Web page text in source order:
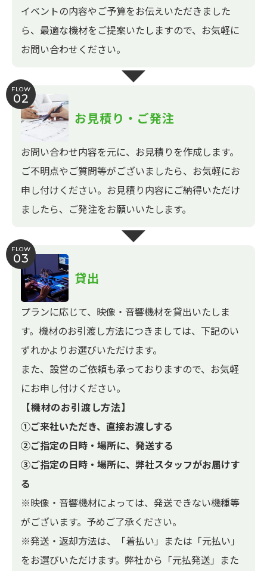
イベントの内容やご予算をお伝えいただきました
ら、最適な機材をご提案いたしますので、お気軽に
お問い合わせください。
FLOW
02
お見積り・ご発注
お問い合わせ内容を元に、お見積りを作成します。
ご不明点やご質問等がございましたら、お気軽にお
申し付けください。お見積り内容にご納得いただけ
ましたら、ご発注をお願いいたします。
FLOW
03
貸出
プランに応じて、映像・音響機材を貸出いたしま
す。機材のお引渡し方法につきましては、下記のい
ずれかよりお選びいただけます。
また、設営のご依頼も承っておりますので、お気軽
にお申し付けください。
【機材のお引渡し方法】
①ご来社いただき、直接お渡しする
②ご指定の日時・場所に、発送する
③ご指定の日時・場所に、弊社スタッフがお届けす
る
※映像・音響機材によっては、発送できない機種等
がございます。予めご了承ください。
※発送・返却方法は、「着払い」または「元払い」
をお選びいただけます。弊社から「元払発送」また